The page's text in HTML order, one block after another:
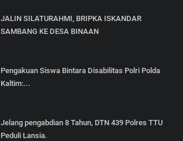
JALIN SILATURAHMI, BRIPKA ISKANDAR
SAMBANG KE DESA BINAAN
Pengakuan Siswa Bintara Disabilitas Polri Polda
Kaltim:...
Jelang pengabdian 8 Tahun, DTN 439 Polres TTU
Peduli Lansia.